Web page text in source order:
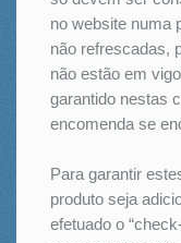
no website numa
não refrescadas,
não estão em
garantido nestas
encomenda se
Para garantir
produto seja
efetuado o